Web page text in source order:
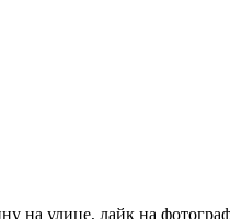
на улице, лайк на